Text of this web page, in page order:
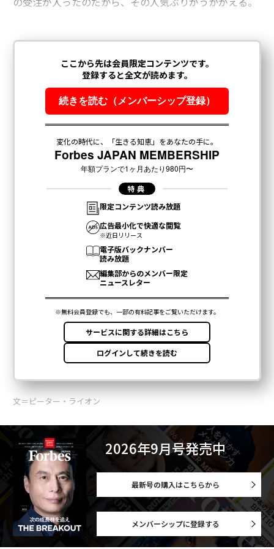
文＝ピーター・ライオン
2026年9月号発売中
最新号の購入はこちらから
メンバーシップに登録する